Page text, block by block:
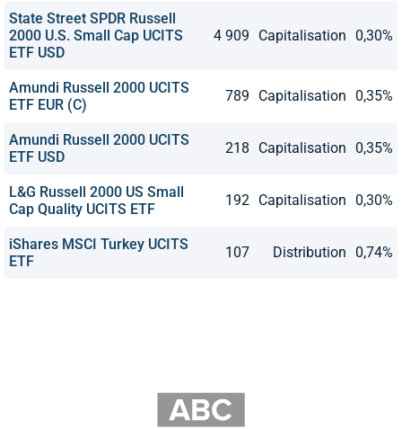
State Street SPDR Russell
2000 U.S. Small Cap UCITS
ETF USD
4 909 Capitalisation 0,30%
Amundi Russell 2000 UCITS
ETF EUR (C)
789 Capitalisation 0,35%
Amundi Russell 2000 UCITS
ETF USD
218 Capitalisation 0,35%
L&G Russell 2000 US Small
Cap Quality UCITS ETF
192 Capitalisation 0,30%
iShares MSCI Turkey UCITS
ETF
107 Distribution 0,74%